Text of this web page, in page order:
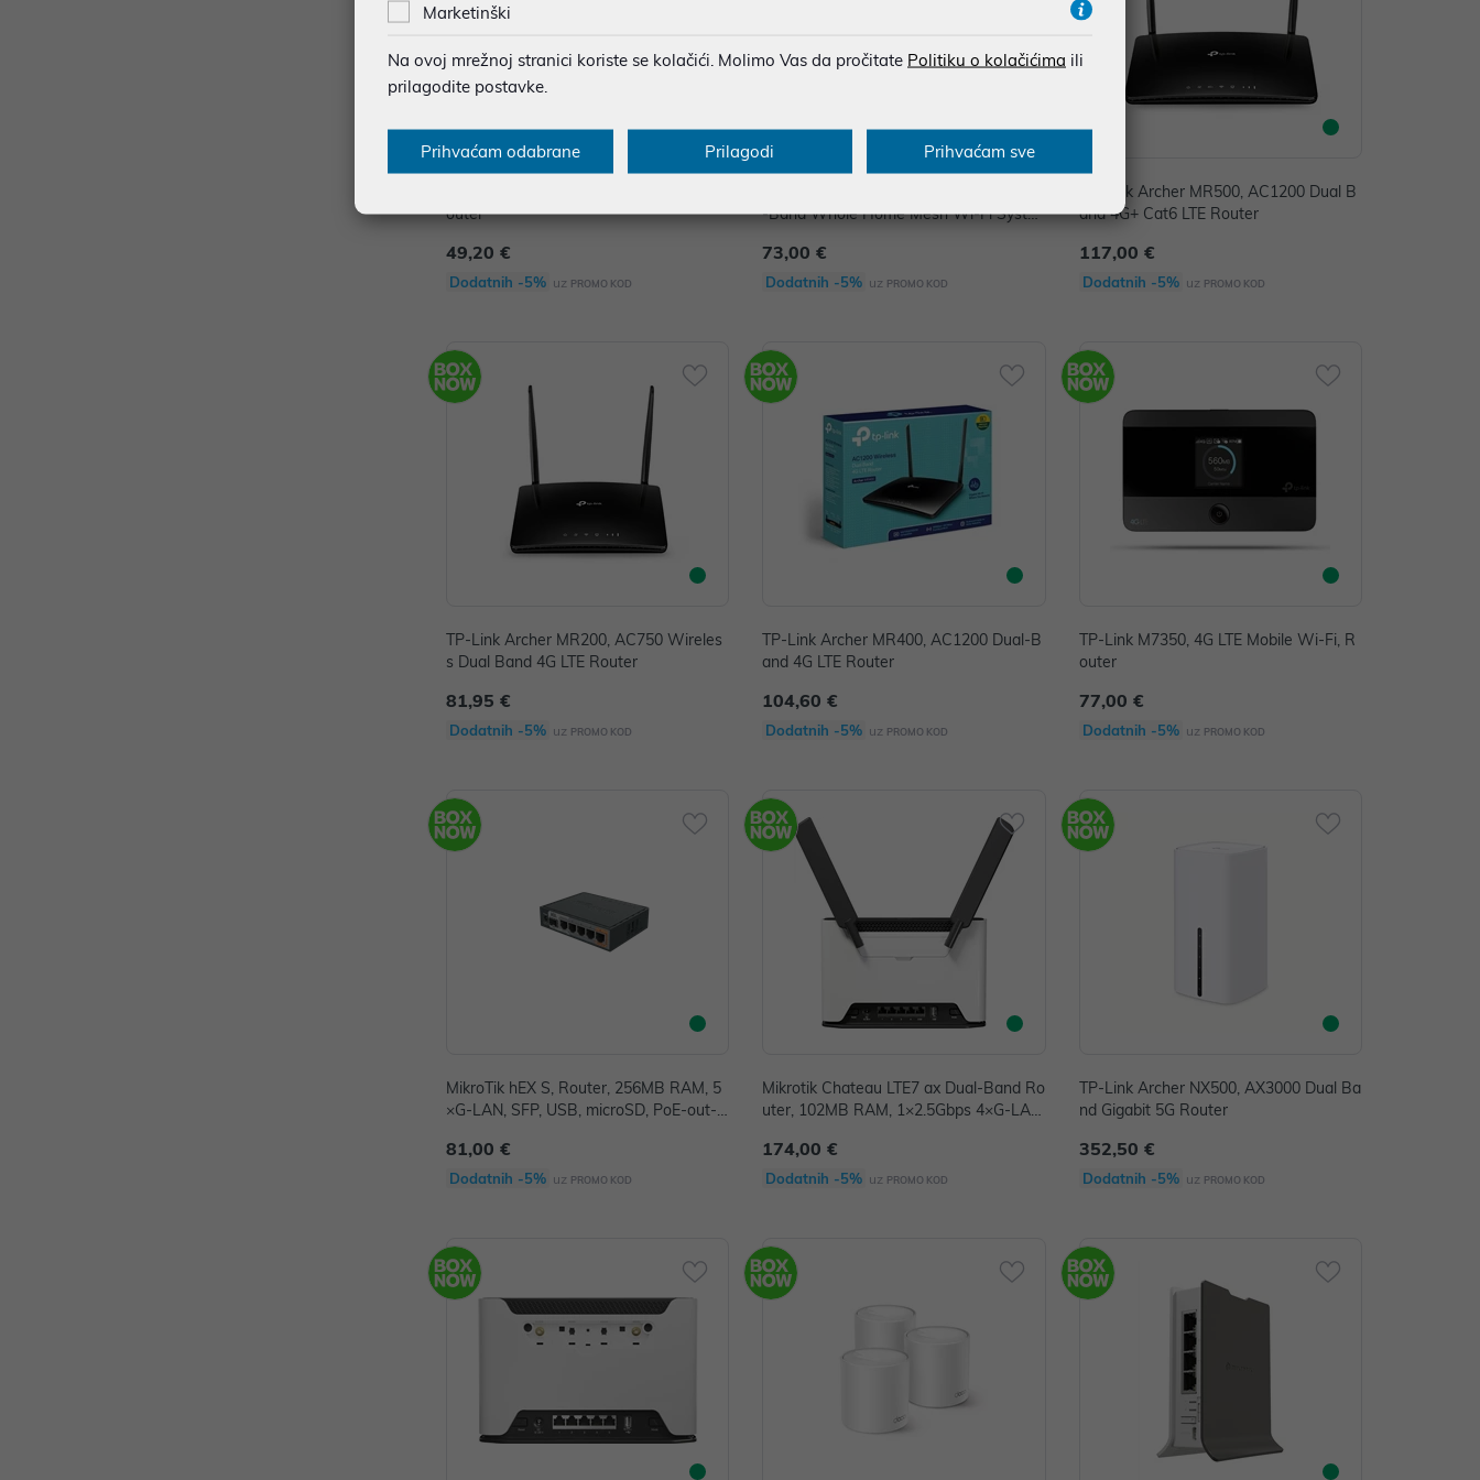
outer
49,20 €
Dodatnih -5% uz PROMO KOD
-Band Whole Home Mesh Wi-Fi Syste
73,00 €
Dodatnih -5% uz PROMO KOD
TP-Link Archer MR500, AC1200 Dual B
and 4G+ Cat6 LTE Router
117,00 €
Dodatnih -5% uz PROMO KOD
TP-Link Archer MR200, AC750 Wireles
s Dual Band 4G LTE Router
81,95 €
Dodatnih -5% uz PROMO KOD
TP-Link Archer MR400, AC1200 Dual-B
and 4G LTE Router
104,60 €
Dodatnih -5% uz PROMO KOD
TP-Link M7350, 4G LTE Mobile Wi-Fi, R
outer
77,00 €
Dodatnih -5% uz PROMO KOD
MikroTik hEX S, Router, 256MB RAM, 5
×G-LAN, SFP, USB, microSD, PoE-out-p
81,00 €
Dodatnih -5% uz PROMO KOD
Mikrotik Chateau LTE7 ax Dual-Band Ro
uter, 102MB RAM, 1×2.5Gbps 4×G-LAN,
AT7 modem, USB, MicroSIM, PSU, towe
r kućište, RouterOS L4 (S53UG+5HaxD
174,00 €
Dodatnih -5% uz PROMO KOD
TP-Link Archer NX500, AX3000 Dual Ba
nd Gigabit 5G Router
352,50 €
Dodatnih -5% uz PROMO KOD
Marketinški
Na ovoj mrežnoj stranici koriste se kolačići. Molimo Vas da pročitate Politiku o kolačićima ili
prilagodite postavke.
Prihvaćam odabrane Prilagodi Prihvaćam sve